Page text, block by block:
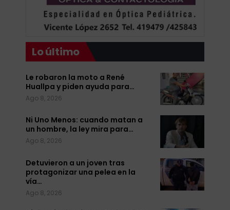
Lo último
Le robaron la moto a René
Huallpa y piden ayuda para…
Ago 8, 2026
Ni Uno Menos: cuando matan a
un hombre, la ley mira para…
Ago 8, 2026
Detuvieron a un joven tras
protagonizar una pelea en la
vía…
Ago 8, 2026